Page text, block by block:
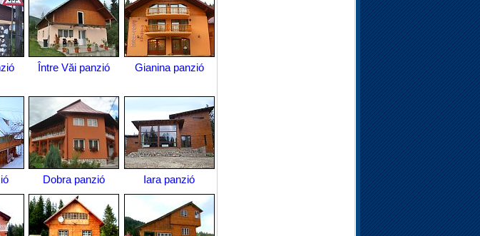
Între Văi panzió Gianina panzió
Dobra panzió Iara panzió